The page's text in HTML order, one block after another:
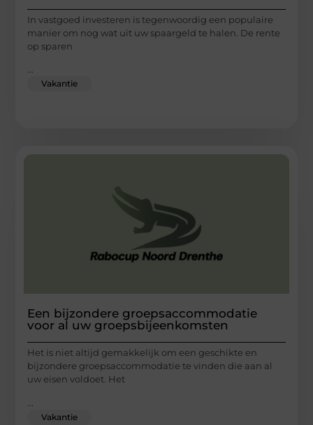
In vastgoed investeren is tegenwoordig een populaire
manier om nog wat uit uw spaargeld te halen. De rente
op sparen
...
Vakantie
Een bijzondere groepsaccommodatie
voor al uw groepsbijeenkomsten
Het is niet altijd gemakkelijk om een geschikte en
bijzondere groepsaccommodatie te vinden die aan al
uw eisen voldoet. Het
Vakantie